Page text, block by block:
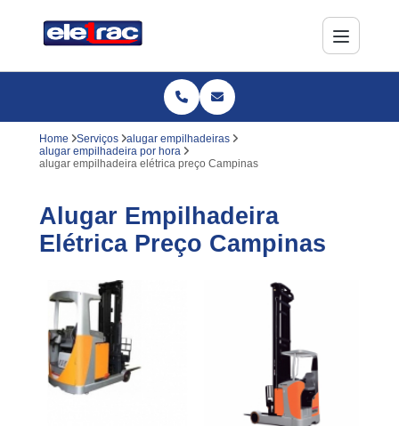
Home Serviços
alugar empilhadeiras
alugar empilhadeira por hora
alugar empilhadeira elétrica preço Campinas
Alugar Empilhadeira
Elétrica Preço Campinas